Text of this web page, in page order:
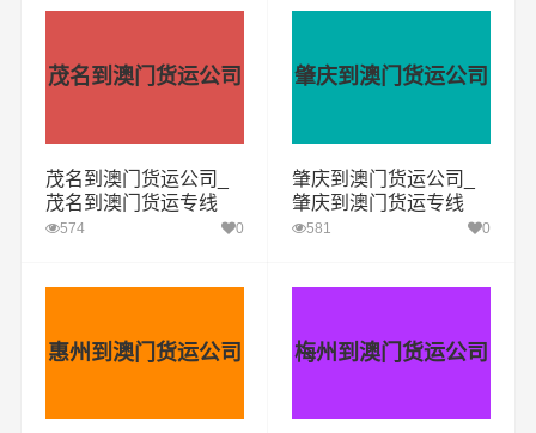
茂名到澳门货运公司
茂名到澳门货运公司_
茂名到澳门货运专线
574 0
肇庆到澳门货运公司
肇庆到澳门货运公司_
肇庆到澳门货运专线
581 0
惠州到澳门货运公司 梅州到澳门货运公司